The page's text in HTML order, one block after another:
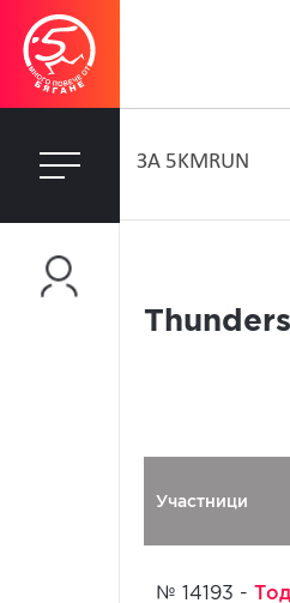
ЗA 5KMRUN
Thunders
Участници
№ 14193 -